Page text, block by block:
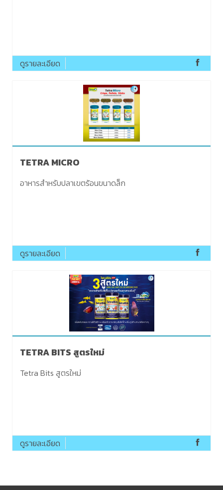
ดูรายละเอียด
TETRA MICRO
อาหารสำหรับปลาเขตร้อนขนาดล็ก
ดูรายละเอียด
TETRA BITS สูตรใหม่
​Tetra Bits สูตรใหม่
ดูรายละเอียด